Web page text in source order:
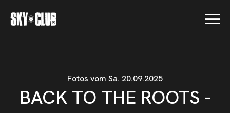
Fotos vom Sa. 20.09.2025
BACK TO THE ROOTS -
SKY CLUB FOTOS